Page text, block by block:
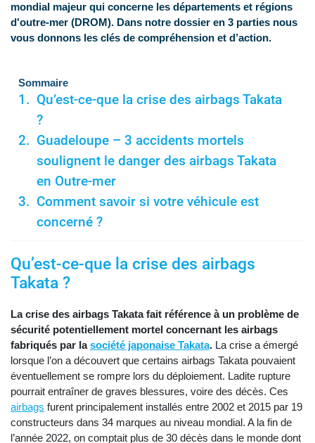
mondial majeur qui concerne les départements et régions
d'outre-mer (DROM). Dans notre dossier en 3 parties nous
vous donnons les clés de compréhension et d’action.
Sommaire
Qu’est-ce-que la crise des airbags Takata
?
Guadeloupe – 3 accidents mortels
soulignent le danger des airbags Takata
en Outre-mer
Comment savoir si votre véhicule est
concerné ?
Qu’est-ce-que la crise des airbags
Takata ?
La crise des airbags Takata fait référence à un problème de
sécurité potentiellement mortel concernant les airbags
fabriqués par lasociété japonaise Takata. La crise a émergé
lorsque l’on a découvert que certains airbags Takata pouvaient
éventuellement se rompre lors du déploiement. Ladite rupture
pourrait entraîner de graves blessures, voire des décès. Ces
airbags furent principalement installés entre 2002 et 2015 par 19
constructeurs dans 34 marques au niveau mondial. A la fin de
l’année 2022, on comptait plus de 30 décès dans le monde dont